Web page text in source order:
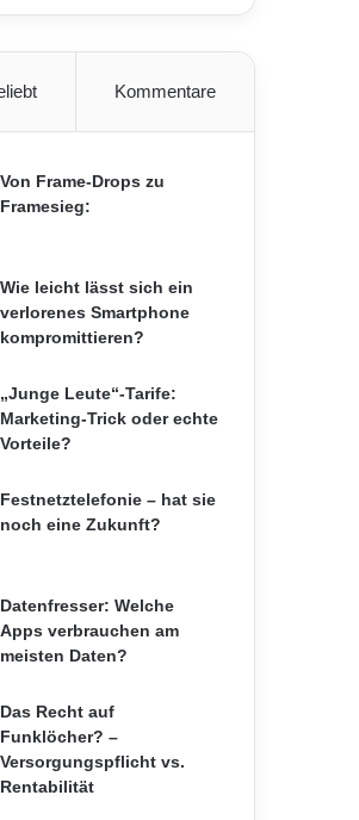
Kommentare
Von Frame-Drops zu
Framesieg:
Wie leicht lässt sich ein
verlorenes Smartphone
kompromittieren?
„Junge Leute“-Tarife:
Marketing-Trick oder echte
Vorteile?
Festnetztelefonie – hat sie
noch eine Zukunft?
Datenfresser: Welche
Apps verbrauchen am
meisten Daten?
Das Recht auf
Funklöcher? –
Versorgungspflicht vs.
Rentabilität